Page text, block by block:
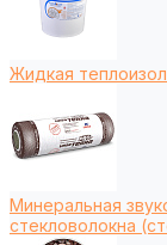
Жидкая
Минеральная
стекловолокна